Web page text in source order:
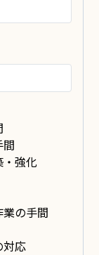
強化
の手間
対応